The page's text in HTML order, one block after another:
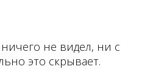
не видел, ни с
это скрывает.